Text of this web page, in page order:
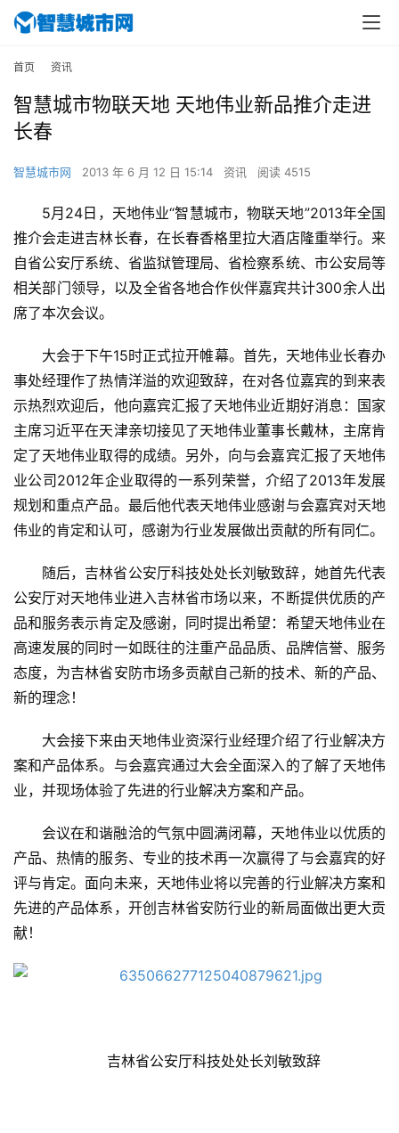
首页 资讯
智慧城市物联天地 天地伟业新品推介走进
长春
智慧城市网 2013 年 6 月 12 日 15:14 资讯 阅读 4515
5月24日，天地伟业“智慧城市，物联天地”2013年全国
推介会走进吉林长春，在长春香格里拉大酒店隆重举行。来
自省公安厅系统、省监狱管理局、省检察系统、市公安局等
相关部门领导，以及全省各地合作伙伴嘉宾共计300余人出
席了本次会议。
大会于下午15时正式拉开帷幕。首先，天地伟业长春办
事处经理作了热情洋溢的欢迎致辞，在对各位嘉宾的到来表
示热烈欢迎后，他向嘉宾汇报了天地伟业近期好消息：国家
主席习近平在天津亲切接见了天地伟业董事长戴林，主席肯
定了天地伟业取得的成绩。另外，向与会嘉宾汇报了天地伟
业公司2012年企业取得的一系列荣誉，介绍了2013年发展
规划和重点产品。最后他代表天地伟业感谢与会嘉宾对天地
伟业的肯定和认可，感谢为行业发展做出贡献的所有同仁。
随后，吉林省公安厅科技处处长刘敏致辞，她首先代表
公安厅对天地伟业进入吉林省市场以来，不断提供优质的产
品和服务表示肯定及感谢，同时提出希望：希望天地伟业在
高速发展的同时一如既往的注重产品品质、品牌信誉、服务
态度，为吉林省安防市场多贡献自己新的技术、新的产品、
新的理念！
大会接下来由天地伟业资深行业经理介绍了行业解决方
案和产品体系。与会嘉宾通过大会全面深入的了解了天地伟
业，并现场体验了先进的行业解决方案和产品。
会议在和谐融洽的气氛中圆满闭幕，天地伟业以优质的
产品、热情的服务、专业的技术再一次赢得了与会嘉宾的好
评与肯定。面向未来，天地伟业将以完善的行业解决方案和
先进的产品体系，开创吉林省安防行业的新局面做出更大贡
献！
吉林省公安厅科技处处长刘敏致辞